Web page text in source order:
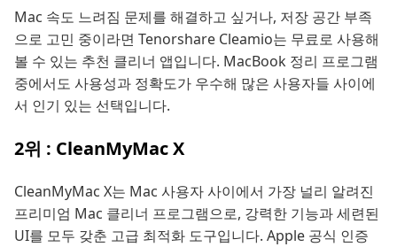
Mac 속도 느려짐 문제를 해결하고 싶거나, 저장 공간 부족
으로 고민 중이라면 Tenorshare Cleamio는 무료로 사용해
볼 수 있는 추천 클리너 앱입니다. MacBook 정리 프로그램
중에서도 사용성과 정확도가 우수해 많은 사용자들 사이에
서 인기 있는 선택입니다.
2위 : CleanMyMac X
CleanMyMac X는 Mac 사용자 사이에서 가장 널리 알려진
프리미엄 Mac 클리너 프로그램으로, 강력한 기능과 세련된
UI를 모두 갖춘 고급 최적화 도구입니다. Apple 공식 인증